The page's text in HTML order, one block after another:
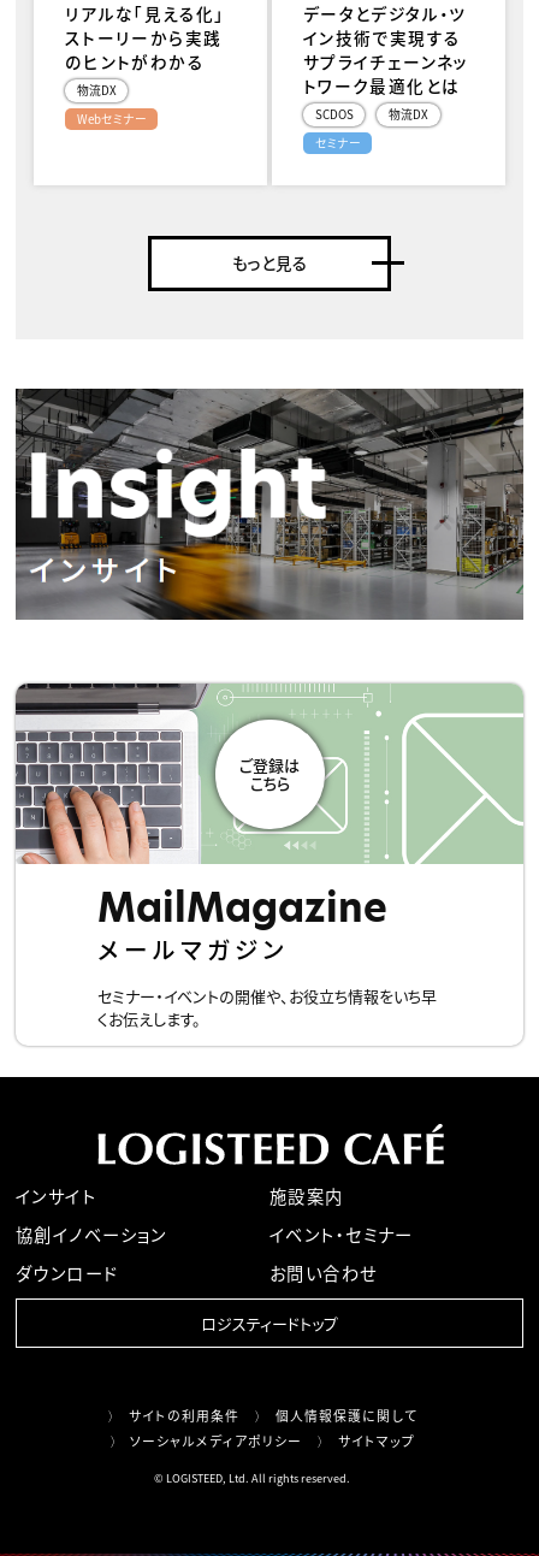
リアルな「見える化」
ストーリーから実践
のヒントがわかる
物流DX
Webセミナー
データとデジタル・ツ
イン技術で実現する
サプライチェーンネッ
トワーク最適化とは
SCDOS
物流DX
セミナー
もっと見る
MailMagazine
メールマガジン
セミナー・イベントの開催や、お役立ち情報をいち早
くお伝えします。
インサイト
施設案内
協創イノベーション
イベント・セミナー
ダウンロード
お問い合わせ
ロジスティードトップ
サイトの利用条件
個人情報保護に関して
ソーシャルメディアポリシー
サイトマップ
© LOGISTEED, Ltd. All rights reserved.